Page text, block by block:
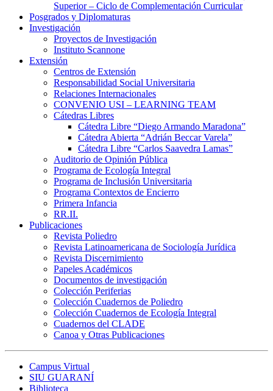
Superior – Ciclo de Complementación Curricular
Posgrados y Diplomaturas
Investigación
Proyectos de Investigación
Instituto Scannone
Extensión
Centros de Extensión
Responsabilidad Social Universitaria
Relaciones Internacionales
CONVENIO USI – LEARNING TEAM
Cátedras Libres
Cátedra Libre “Diego Armando Maradona”
Cátedra Abierta “Adrián Beccar Varela”
Cátedra Libre “Carlos Saavedra Lamas”
Auditorio de Opinión Pública
Programa de Ecología Integral
Programa de Inclusión Universitaria
Programa Contextos de Encierro
Primera Infancia
RR.II.
Publicaciones
Revista Poliedro
Revista Latinoamericana de Sociología Jurídica
Revista Discernimiento
Papeles Académicos
Documentos de investigación
Colección Periferias
Colección Cuadernos de Poliedro
Colección Cuadernos de Ecología Integral
Cuadernos del CLADE
Canoa y Otras Publicaciones
Campus Virtual
SIU GUARANÍ
Biblioteca